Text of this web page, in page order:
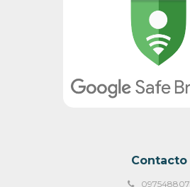
Contacto
097548807